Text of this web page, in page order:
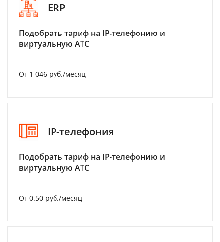
ERP
Подобрать тариф на IP-телефонию и
виртуальную АТС
От 1 046 руб./месяц
IP-телефония
Подобрать тариф на IP-телефонию и
виртуальную АТС
От 0.50 руб./месяц